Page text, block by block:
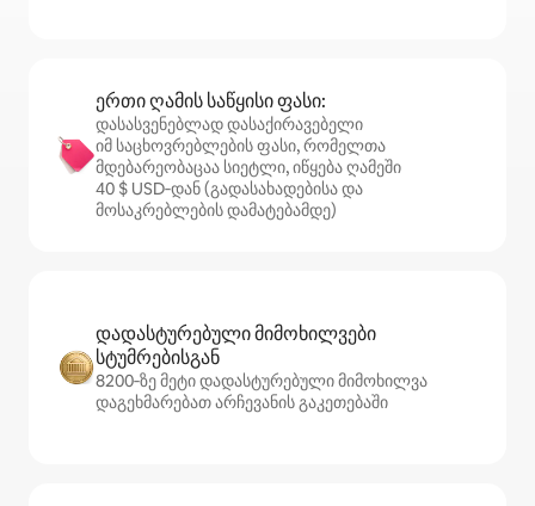
ერთი ღამის საწყისი ფასი:
დასასვენებლად დასაქირავებელი
იმ საცხოვრებლების ფასი, რომელთა
მდებარეობაცაა სიეტლი, იწყება ღამეში
40 $ USD‑დან (გადასახადებისა და
მოსაკრებლების დამატებამდე)
დადასტურებული მიმოხილვები
სტუმრებისგან
8200‑ზე მეტი დადასტურებული მიმოხილვა
დაგეხმარებათ არჩევანის გაკეთებაში